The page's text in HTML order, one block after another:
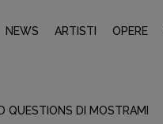
NEWS ARTISTI OPERE
QUESTIONS DI MOSTRAMI